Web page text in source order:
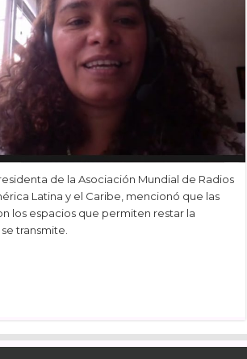
de la Asociación Mundial de Radios
Latina y el Caribe, mencionó que las
los espacios que permiten restar la
transmite.